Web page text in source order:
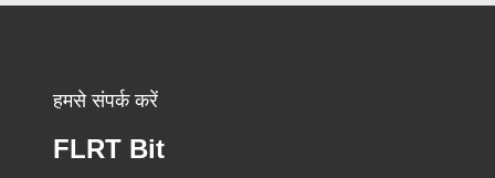
हमसे संपर्क करें
FLRT Bit